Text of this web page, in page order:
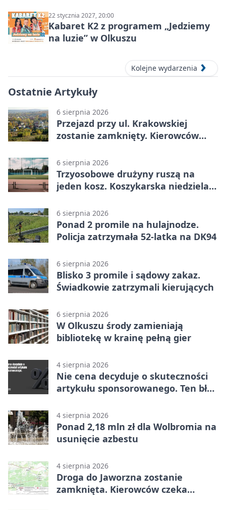
22 stycznia 2027, 20:00
Kabaret K2 z programem „Jedziemy
na luzie” w Olkuszu
Kolejne wydarzenia
Ostatnie Artykuły
6 sierpnia 2026
Przejazd przy ul. Krakowskiej
zostanie zamknięty. Kierowców
6 sierpnia 2026
Trzyosobowe drużyny ruszą na
jeden kosz. Koszykarska niedziela
6 sierpnia 2026
Ponad 2 promile na hulajnodze.
Policja zatrzymała 52-latka na DK94
6 sierpnia 2026
Blisko 3 promile i sądowy zakaz.
Świadkowie zatrzymali kierujących
6 sierpnia 2026
W Olkuszu środy zamieniają
bibliotekę w krainę pełną gier
4 sierpnia 2026
Nie cena decyduje o skuteczności
artykułu sponsorowanego. Ten błąd
4 sierpnia 2026
Ponad 2,18 mln zł dla Wolbromia na
usunięcie azbestu
4 sierpnia 2026
Droga do Jaworzna zostanie
zamknięta. Kierowców czeka